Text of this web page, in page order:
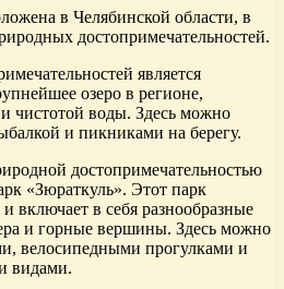
в Челябинской области, в
достопримечательностей.
является
озеро в регионе,
и чистотой воды. Здесь можно
и пикниками на берегу.
достопримечательностью
«Зюраткуль». Этот парк
включает в себя разнообразные
и горные вершины. Здесь можно
велосипедными прогулками и
видами.